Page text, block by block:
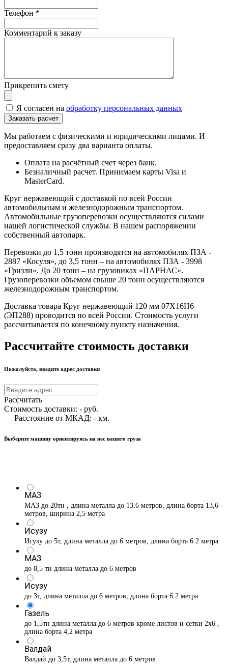
Телефон *
Комментарий к заказу
Прикрепить смету
Я согласен на обработку персональных данных
Мы работаем с физическими и юридическими лицами. И
предоставляем сразу два варианта оплаты.
Оплата на расчётный счет через банк.
Безналичный расчет. Принимаем карты Visa и
MasterCard.
Круг нержавеющий с доставкой по всей России
автомобильным и железнодорожным транспортом.
Автомобильные грузоперевозки осуществляются силами
нашей логистической службы. В нашем распоряжении
собственный автопарк.
Перевозки до 1,5 тонн производятся на автомобилях ПЗА -
2887 «Косуля», до 3,5 тонн – на автомобилях ПЗА - 3998
«Гризли». До 20 тонн – на грузовиках «ПАРНАС».
Грузоперевозки объемом свыше 20 тонн осуществляются
железнодорожным транспортом.
Доставка товара Круг нержавеющий 120 мм 07Х16Н6
(ЭП288) проводится по всей России. Стоимость услуги
рассчитывается по конечному пункту назначения.
Рассчитайте стоимость доставки
Пожалуйста, введите адрес доставки
Рассчитать
Стоимость доставки: - руб.
Расстояние от МКАД: - км.
Выберите машину ориентируясь на вес вашего груза
МАЗ
МАЗ до 20тн , длина металла до 13,6 метров, длина борта 13,6
метров, ширина 2,5 метра
Исузу
Исузу до 5т, длина металла до 6 метров, длина борта 6.2 метра
МАЗ
до 8,5 тн длина металла до 6 метров
Исузу
до 3т, длина металла до 6 метров, длина борта 6.2 метра
Газель
до 1,5тн длина металла до 6 метров кроме листов и сетки 2х6 ,
длина борта 4,2 метра
Валдай
Валдай до 3,5т, длина металла до 6 метров